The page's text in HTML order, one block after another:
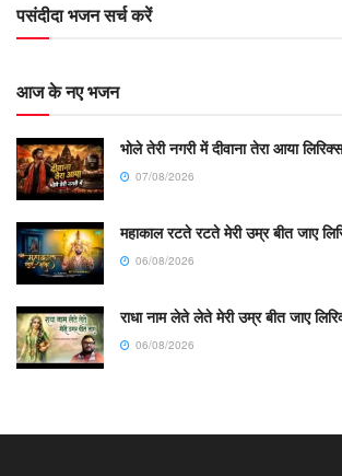
पसंदीदा भजन सर्च करें
आज के नए भजन
भोले तेरी नगरी में दीवाना तेरा आया लिरिक्स
07/08/2026
महाकाल रटते रटते मेरी उम्र बीत जाए
06/08/2026
राधा नाम लेते लेते मेरी उम्र बीत जाए
06/08/2026